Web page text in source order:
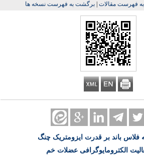
فهرست مقالات|برگشت به فهرست نسخه ها
باند بر قدرت ایزومتریک چنگ
الکترومایوگرافی عضلات خم